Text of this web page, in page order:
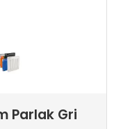
Parlak Gri